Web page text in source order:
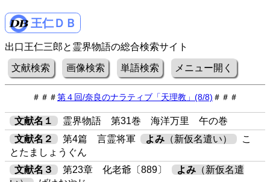
王仁ＤＢ
出口王仁三郎と霊界物語の総合検索サイト
文献検索 画像検索 単語検索 メニュー開く
＃＃＃第４回/奈良のナラティブ「天理教」(8/8) ＃＃＃
文献名１
霊界物語 第31巻 海洋万里 午の巻
文献名２
第4篇 言霊将軍 よみ （新仮名遣い）
こ
とたましょうぐん
文献名３
第23章 化老爺〔889〕 よみ （新仮名遣